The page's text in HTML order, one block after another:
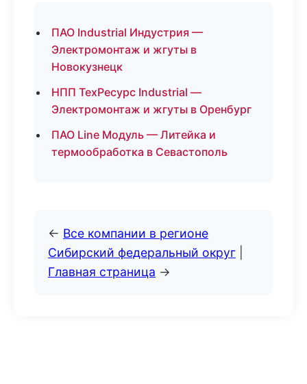
ПАО Industrial Индустрия —
Электромонтаж и жгуты в
Новокузнецк
НПП ТехРесурс Industrial —
Электромонтаж и жгуты в Оренбург
ПАО Line Модуль — Литейка и
термообработка в Севастополь
← Все компании в регионе
Сибирский федеральный округ
Главная страница →